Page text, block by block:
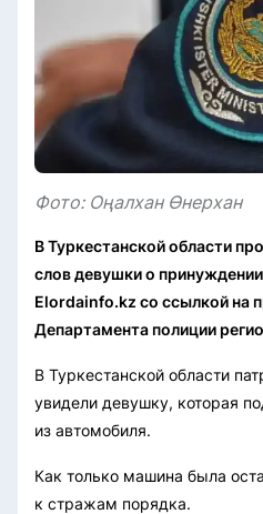
Фото: Оңалхан Өнерхан
В Туркестанской области
слов девушки о
Elordainfo.kz со ссылкой на
Департамента полиции
В Туркестанской области
увидели девушку, которая
из автомобиля.
Как только машина была
к стражам порядка.